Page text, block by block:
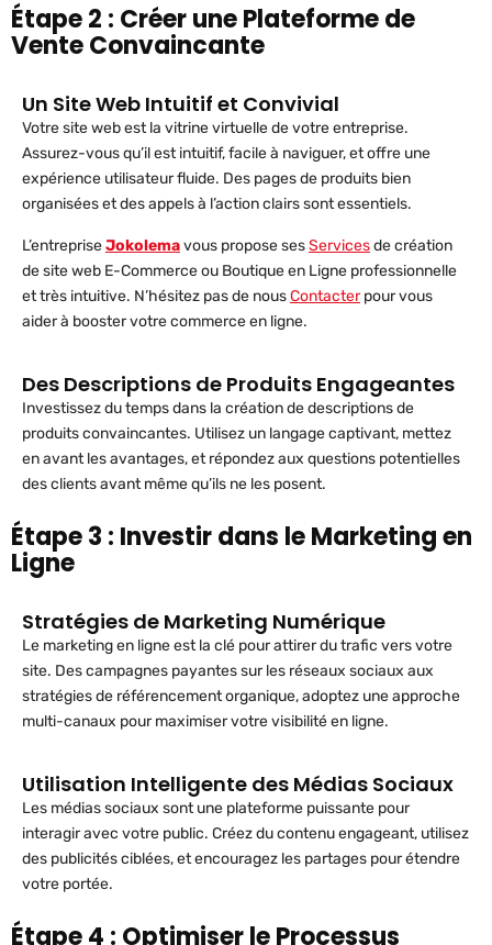
Étape 2 : Créer une Plateforme de
Vente Convaincante
Un Site Web Intuitif et Convivial
Votre site web est la vitrine virtuelle de votre entreprise.
Assurez-vous qu’il est intuitif, facile à naviguer, et offre une
expérience utilisateur fluide. Des pages de produits bien
organisées et des appels à l’action clairs sont essentiels.
L’entrepriseJokolemavous propose sesServicesde création
de site web E-Commerce ou Boutique en Ligne professionnelle
et très intuitive. N’hésitez pas de nousContacterpour vous
aider à booster votre commerce en ligne.
Des Descriptions de Produits Engageantes
Investissez du temps dans la création de descriptions de
produits convaincantes. Utilisez un langage captivant, mettez
en avant les avantages, et répondez aux questions potentielles
des clients avant même qu’ils ne les posent.
Étape 3 : Investir dans le Marketing en
Ligne
Stratégies de Marketing Numérique
Le marketing en ligne est la clé pour attirer du trafic vers votre
site. Des campagnes payantes sur les réseaux sociaux aux
stratégies de référencement organique, adoptez une approche
multi-canaux pour maximiser votre visibilité en ligne.
Utilisation Intelligente des Médias Sociaux
Les médias sociaux sont une plateforme puissante pour
interagir avec votre public. Créez du contenu engageant, utilisez
des publicités ciblées, et encouragez les partages pour étendre
votre portée.
Étape 4 : Optimiser le Processus